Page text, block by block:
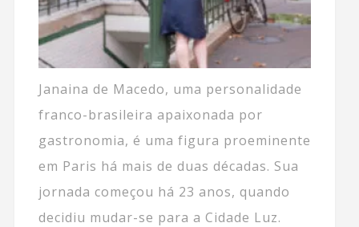
Janaina de Macedo, uma personalidade
franco-brasileira apaixonada por
gastronomia, é uma figura proeminente
em Paris há mais de duas décadas. Sua
jornada começou há 23 anos, quando
decidiu mudar-se para a Cidade Luz.